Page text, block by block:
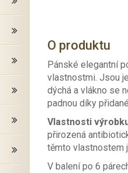
O produktu
Pánské elegantní
vlastnostmi. Jsou
dýchá a vlákno se
padnou díky
Vlastnosti
přirozená
těmto vlastnostem
V balení po 6